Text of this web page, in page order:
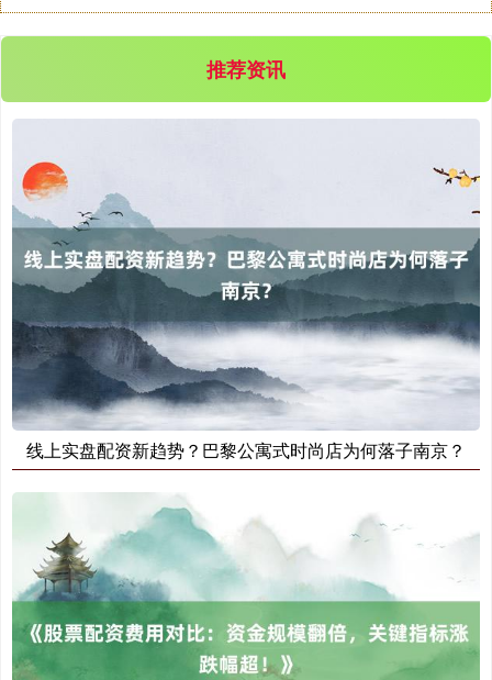
推荐资讯
线上实盘配资新趋势？巴黎公寓式时尚店为何落子南京？